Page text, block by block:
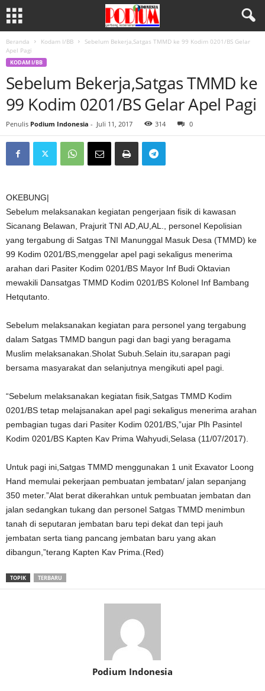
Beranda Kodam I/BB
Sebelum Bekerja,Satgas TMMD ke 99 Kodim 0201/BS Gelar
Apel Pagi
KODAM I/BB
Sebelum Bekerja,Satgas TMMD ke
99 Kodim 0201/BS Gelar Apel Pagi
Penulis Podium Indonesia - Juli 11, 2017 314 0
OKEBUNG|
Sebelum melaksanakan kegiatan pengerjaan fisik di kawasan
Sicanang Belawan, Prajurit TNI AD,AU,AL., personel Kepolisian
yang tergabung di Satgas TNI Manunggal Masuk Desa (TMMD) ke
99 Kodim 0201/BS,menggelar apel pagi sekaligus menerima
arahan dari Pasiter Kodim 0201/BS Mayor Inf Budi Oktavian
mewakili Dansatgas TMMD Kodim 0201/BS Kolonel Inf Bambang
Hetqutanto.
Sebelum melaksanakan kegiatan para personel yang tergabung
dalam Satgas TMMD bangun pagi dan bagi yang beragama
Muslim melaksanakan.Sholat Subuh.Selain itu,sarapan pagi
bersama masyarakat dan selanjutnya mengikuti apel pagi.
“Sebelum melaksanakan kegiatan fisik,Satgas TMMD Kodim
0201/BS tetap melajsanakan apel pagi sekaligus menerima arahan
pembagian tugas dari Pasiter Kodim 0201/BS,”ujar Plh Pasintel
Kodim 0201/BS Kapten Kav Prima Wahyudi,Selasa (11/07/2017).
Untuk pagi ini,Satgas TMMD menggunakan 1 unit Exavator Loong
Hand memulai pekerjaan pembuatan jembatan/ jalan sepanjang
350 meter.”Alat berat dikerahkan untuk pembuatan jembatan dan
jalan sedangkan tukang dan personel Satgas TMMD menimbun
tanah di seputaran jembatan baru tepi dekat dan tepi jauh
jembatan serta tiang pancang jembatan baru yang akan
dibangun,”terang Kapten Kav Prima.(Red)
TOPIK TERBARU
Podium Indonesia